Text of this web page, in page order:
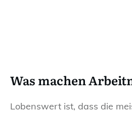
Was machen
Lobenswert ist, dass die